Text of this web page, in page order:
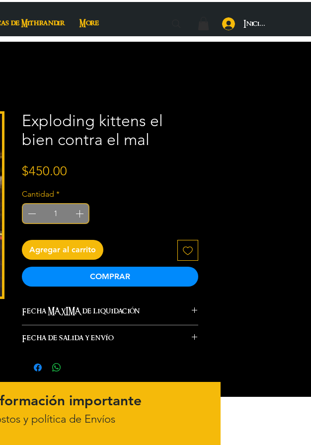
de Mithrandir More Iniciar sesión
Exploding kittens el
bien contra el mal
$450.00
Cantidad *
Agregar al carrito
COMPRAR
Fecha MAXIMA de liquidación
Fecha de salida y envío
Este mismo día se envía el producto desde
nuestra locación.
Careimportante
y política de Envíos